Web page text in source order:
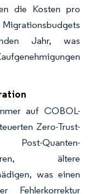
die Kosten pro
Jahr, was
auf COBOL-
Zero-Trust-
Quanten-
ältere
was einen
Fehlerkorrektur